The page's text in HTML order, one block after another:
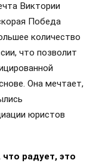
Виктории
Победа
количество
что позволит
Она мечтает,
юристов
радует, это